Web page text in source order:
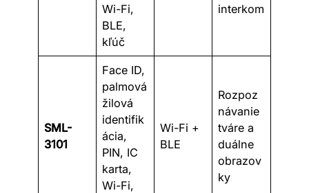
Wi-Fi,
BLE,
kľúč
interkom
SML-
3101
Face ID,
palmová
žilová
identifik
ácia,
PIN, IC
karta,
Wi-Fi,
Wi-Fi +
BLE
Rozpoz
návanie
tváre a
duálne
obrazov
ky